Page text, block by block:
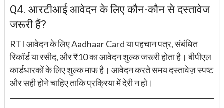
Q4. आरटीआई आवेदन के लिए कौन-कौन से दस्तावेज
जरूरी हैं?
RTI आवेदन के लिए Aadhaar Card या पहचान पत्र, संबंधित
रिकॉर्ड या रसीद, और ₹10 का आवेदन शुल्क जरूरी होता है। बीपीएल
कार्डधारकों के लिए शुल्क माफ है। आवेदन करते समय दस्तावेज़ स्पष्ट
और सही होने चाहिए ताकि प्रक्रिया में देरी न हो।